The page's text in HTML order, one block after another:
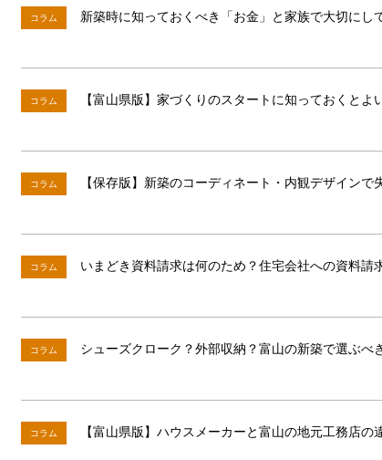
コラム 新築時に知っておくべき「お金」と家族で大切にし
コラム 【富山県版】家づくりのスタートに知っておくとよ
コラム 【保存版】新築のコーディネート・内観デザインで
コラム いまどき資料請求は何のため？住宅会社への資料請
コラム シューズクローク？外部収納？富山の新築で選ぶべ
コラム 【富山県版】ハウスメーカーと富山の地元工務店の